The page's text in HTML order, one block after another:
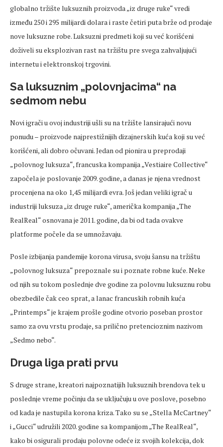
globalno tržište luksuznih proizvoda „iz druge ruke“ vredi
između 250 i 295 milijardi dolara i raste četiri puta brže od prodaje
nove luksuzne robe. Luksuzni predmeti koji su već korišćeni
doživeli su eksplozivan rast na tržištu pre svega zahvaljujući
internetu i elektronskoj trgovini.
Sa luksuznim „polovnjacima“ na
sedmom nebu
Novi igrači u ovoj industriji ušli su na tržište lansirajući novu
ponudu – proizvode najprestižnijih dizajnerskih kuća koji su već
korišćeni, ali dobro očuvani. Jedan od pionira u preprodaji
„polovnog luksuza“, francuska kompanija „Vestiaire Collective“
započela je poslovanje 2009. godine, a danas je njena vrednost
procenjena na oko 1,45 milijardi evra. Još jedan veliki igrač u
industriji luksuza „iz druge ruke“, američka kompanija „The
RealReal“ osnovana je 2011. godine, da bi od tada ovakve
platforme počele da se umnožavaju.
Posle izbijanja pandemije korona virusa, svoju šansu na tržištu
„polovnog luksuza“ prepoznale su i poznate robne kuće. Neke
od njih su tokom poslednje dve godine za polovnu luksuznu robu
obezbedile čak ceo sprat, a lanac francuskih robnih kuća
„Printemps“ je krajem prošle godine otvorio poseban prostor
samo za ovu vrstu prodaje, sa prilično pretencioznim nazivom
„Sedmo nebo“.
Druga liga prati prvu
S druge strane, kreatori najpoznatijih luksuznih brendova tek u
poslednje vreme počinju da se uključuju u ove poslove, posebno
od kada je nastupila korona kriza. Tako su se „Stella McCartney“
i „Gucci“ udružili 2020. godine sa kompanijom „The RealReal“,
kako bi osigurali prodaju polovne odeće iz svojih kolekcija, dok